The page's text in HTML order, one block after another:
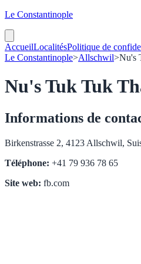
Le Constantinople
AccueilLocalitésPolitique de
Le Constantinople>Allschwil>Nu's
Nu's Tuk Tuk
Informations de
Birkenstrasse 2, 4123 Allschwil,
Téléphone: +41 79 936 78 65
Site web: fb.com